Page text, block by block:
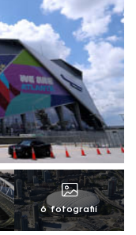
6 fotografií